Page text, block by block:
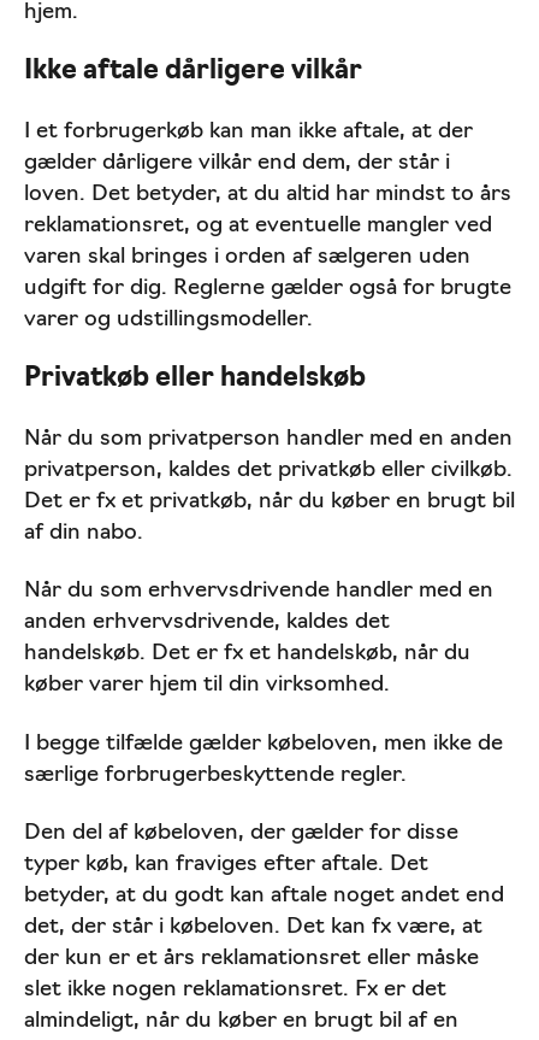
hjem.
Ikke aftale dårligere vilkår
I et forbrugerkøb kan man ikke aftale, at der
gælder dårligere vilkår end dem, der står i
loven. Det betyder, at du altid har mindst to års
reklamationsret, og at eventuelle mangler ved
varen skal bringes i orden af sælgeren uden
udgift for dig. Reglerne gælder også for brugte
varer og udstillingsmodeller.
Privatkøb eller handelskøb
Når du som privatperson handler med en anden
privatperson, kaldes det privatkøb eller civilkøb.
Det er fx et privatkøb, når du køber en brugt bil
af din nabo.
Når du som erhvervsdrivende handler med en
anden erhvervsdrivende, kaldes det
handelskøb. Det er fx et handelskøb, når du
køber varer hjem til din virksomhed.
I begge tilfælde gælder købeloven, men ikke de
særlige forbrugerbeskyttende regler.
Den del af købeloven, der gælder for disse
typer køb, kan fraviges efter aftale. Det
betyder, at du godt kan aftale noget andet end
det, der står i købeloven. Det kan fx være, at
der kun er et års reklamationsret eller måske
slet ikke nogen reklamationsret. Fx er det
almindeligt, når du køber en brugt bil af en